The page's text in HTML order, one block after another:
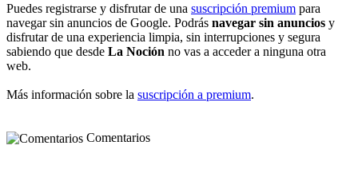
Puedes registrarse y disfrutar de una suscripción premium para
navegar sin anuncios de Google. Podrás navegar sin anuncios y
disfrutar de una experiencia limpia, sin interrupciones y segura
sabiendo que desde La Noción no vas a acceder a ninguna otra
web.
Más información sobre la suscripción a premium.
Comentarios